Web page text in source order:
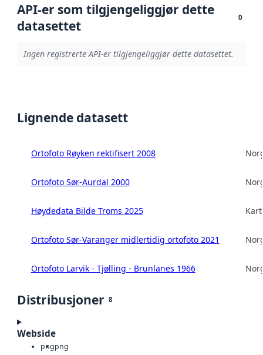
API-er som tilgjengeliggjør dette
datasettet
0
Ingen registrerte API-er tilgjengeliggjør dette datasettet.
Lignende datasett
Ortofoto Røyken rektifisert 2008
Ortofoto Sør-Aurdal 2000
Høydedata Bilde Troms 2025
Ortofoto Sør-Varanger midlertidig ortofoto 2021
Ortofoto Larvik - Tjølling - Brunlanes 1966
Distribusjoner 8
Webside
pngpng